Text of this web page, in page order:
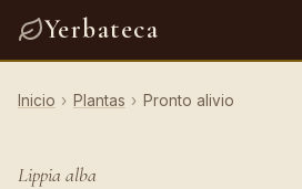
Yerbateca
Inicio › Plantas › Pronto alivio
Lippia alba